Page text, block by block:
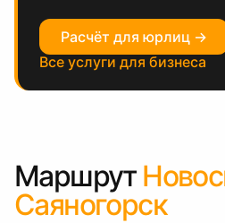
Расчёт для юрлиц →
Все услуги для бизнеса
Маршрут
Саяногорск